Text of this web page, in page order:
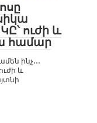
ուժի և
համար
ինչ․․․
և